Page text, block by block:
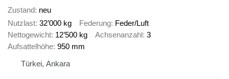
Zustand neu
Nutzlast 32’000 kg Federung Feder/Luft
Nettogewicht 12’500 kg Achsenanzahl 3
Aufsattelhöhe 950 mm
Türkei, Ankara